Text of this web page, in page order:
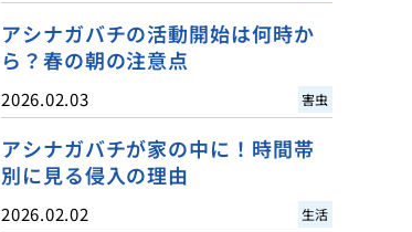
アシナガバチの活動開始は何時か
ら？春の朝の注意点
2026.02.03 害虫
アシナガバチが家の中に！時間帯
別に見る侵入の理由
2026.02.02 生活